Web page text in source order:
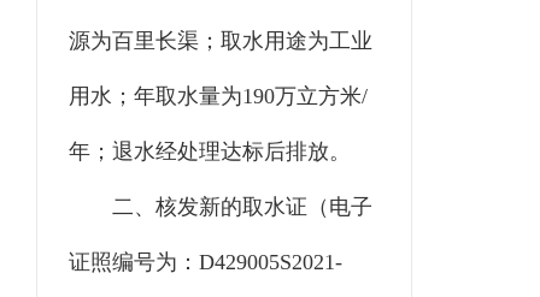
源为百里长渠 ；取水用途为工业
用水；年取水量为190万立方米/
年 ； 退水经处理达标后排放。
二、核发新的取水证（电子
证照编号为 ： D429005S2021-